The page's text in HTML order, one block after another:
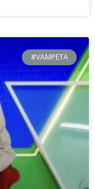
#VAMPETA